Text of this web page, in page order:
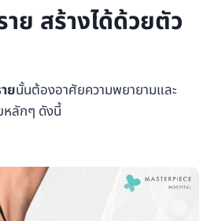
ย สร้างได้ด้วยตัว
ยนั้นต้องอาศัยความพยายามและ
หลักๆ ดังนี้